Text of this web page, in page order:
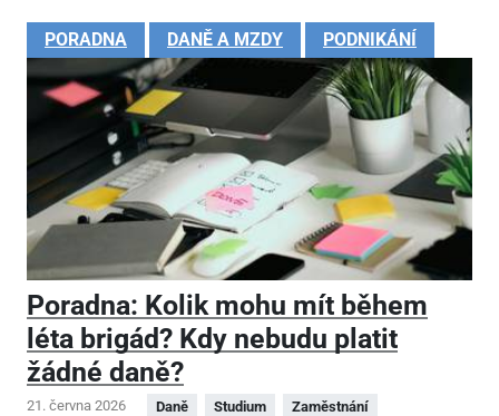
PORADNA DANĚ A MZDY PODNIKÁNÍ
Poradna: Kolik mohu mít během
léta brigád? Kdy nebudu platit
žádné daně?
21. června 2026 Daně Studium
Zaměstnání